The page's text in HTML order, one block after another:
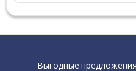
Выгодные